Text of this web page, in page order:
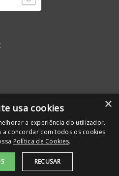
×
usa cookies
a experiência do utilizador.
a concordar com todos os cookies
Política de Cookies.
RECUSAR